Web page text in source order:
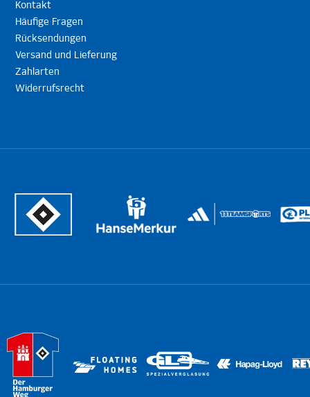
Kontakt
Häufige Fragen
Rücksendungen
Versand und Lieferung
Zahlarten
Widerrufsrecht